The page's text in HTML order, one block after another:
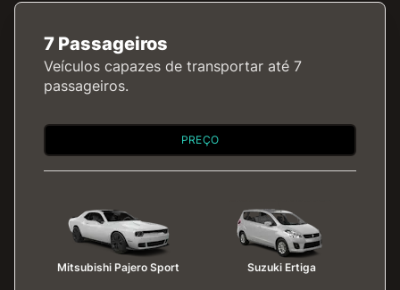
7 Passageiros
Veículos capazes de transportar até 7
passageiros.
PREÇO
Mitsubishi Pajero Sport Suzuki Ertiga